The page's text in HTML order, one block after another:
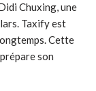
Chuxing, une
Taxify est
Cette
son